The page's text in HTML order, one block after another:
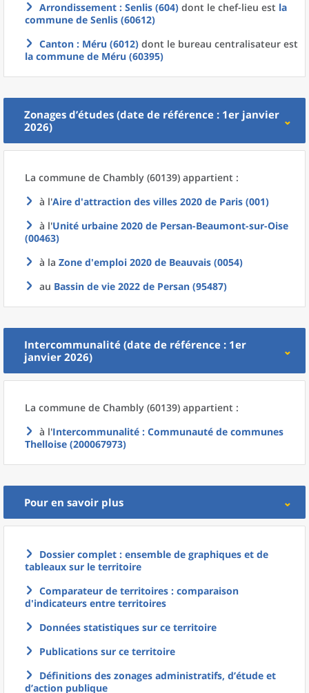
Arrondissement : Senlis (604) dont le chef-lieu est la
commune de Senlis (60612)
Canton : Méru (6012) dont le bureau centralisateur est
la commune de Méru (60395)
Zonages d’études (date de référence : 1er janvier
2026)
La commune de Chambly (60139) appartient :
à l'Aire d'attraction des villes 2020 de Paris (001)
à l'Unité urbaine 2020 de Persan-Beaumont-sur-Oise
(00463)
à la Zone d'emploi 2020 de Beauvais (0054)
au Bassin de vie 2022 de Persan (95487)
Intercommunalité (date de référence : 1er
janvier 2026)
La commune de Chambly (60139) appartient :
à l'Intercommunalité : Communauté de communes
Thelloise (200067973)
Pour en savoir plus
Dossier complet : ensemble de graphiques et de
tableaux sur le territoire
Comparateur de territoires : comparaison
d'indicateurs entre territoires
Données statistiques sur ce territoire
Publications sur ce territoire
Définitions des zonages administratifs, d’étude et
d’action publique